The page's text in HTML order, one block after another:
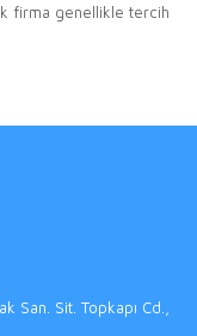
firma genellikle tercih
San. Sit. Topkapı Cd.,